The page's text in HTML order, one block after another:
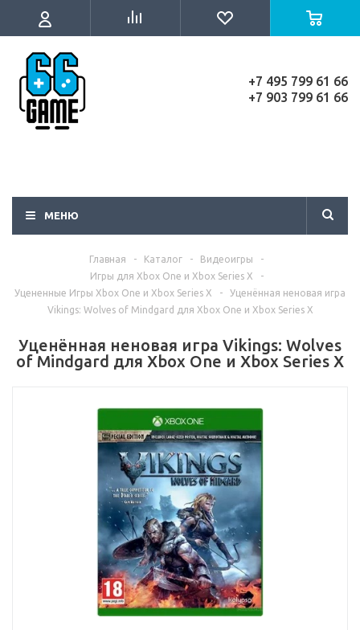
+7 495 799 61 66
+7 903 799 61 66
МЕНЮ
Главная - Каталог - Видеоигры
-
Игры для Xbox One и Xbox Series X
-
Уцененные Игры Xbox One и Xbox Series X
-
Уценённая неновая игра
Vikings: Wolves of Mindgard для Xbox One и Xbox Series X
Уценённая неновая игра Vikings: Wolves
of Mindgard для Xbox One и Xbox Series X